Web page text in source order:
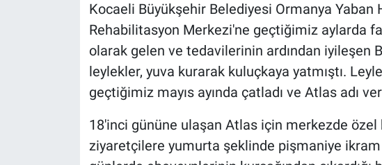
Kocaeli Büyükşehir Belediyesi Ormanya Yaban
Rehabilitasyon Merkezi'ne geçtiğimiz aylarda
olarak gelen ve tedavilerinin ardından iyileşen
leylekler, yuva kurarak kuluçkaya yatmıştı.
geçtiğimiz mayıs ayında çatladı ve Atlas adı
18'inci gününe ulaşan Atlas için merkezde
ziyaretçilere yumurta şeklinde pişmaniye